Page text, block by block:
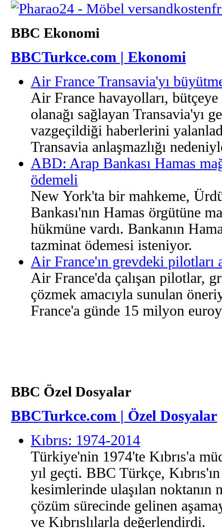
BBC Ekonomi
BBCTurkce.com | Ekonomi
Air France Transavia'yı
Air France havayolları,
olanağı sağlayan Transavia'yı
vazgeçildiği haberlerini
Transavia anlaşmazlığı
ABD: Arap Bankası Hamas
ödemeli
New York'ta bir mahkeme,
Bankası'nın Hamas örgütüne
hükmüne vardı. Bankanın
tazminat ödemesi isteniyor.
Air France'ın grevdeki pilotları
Air France'da çalışan pilotlar,
çözmek amacıyla sunulan
France'a günde 15 milyon
BBC Özel Dosyalar
BBCTurkce.com | Özel Dosyalar
Kıbrıs: 1974-2014
Türkiye'nin 1974'te Kıbrıs'a
yıl geçti. BBC Türkçe,
kesimlerinde ulaşılan noktanın
çözüm sürecinde gelinen
ve Kıbrıslılarla değerlendirdi.